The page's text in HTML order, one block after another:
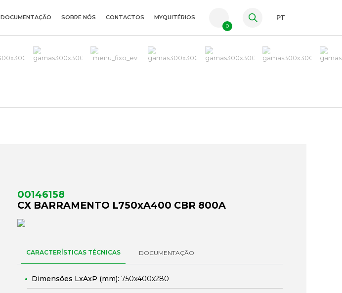
ES
DOCUMENTAÇÃO SOBRE NÓS CONTACTOS MYQUITÉRIOS
0
PT
00146158
CX BARRAMENTO L750xA400 CBR 800A
CARACTERÍSTICAS TÉCNICAS DOCUMENTAÇÃO
Dimensões LxAxP (mm): 750x400x280